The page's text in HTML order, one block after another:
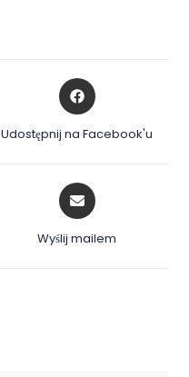
Opens
in
new
Udostępnij na Facebook'u
Opens
in
new
Wyślij mailem